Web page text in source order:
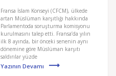
Fransa İslam Konseyi (CFCM), ülkede
artan Müslüman karşıtlığı hakkında
Parlamentoda soruşturma komisyonu
kurulmasını talep etti. Fransa’da yılın
ilk 8 ayında, bir önceki senenin aynı
dönemine göre Müslüman karşıtı
saldırılar yüzde
Yazının Devamı